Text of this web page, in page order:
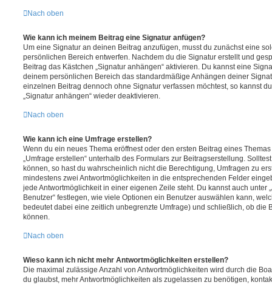
Nach oben
Wie kann ich meinem Beitrag eine Signatur anfügen?
Um eine Signatur an deinen Beitrag anzufügen, musst du zunächst eine
persönlichen Bereich entwerfen. Nachdem du die Signatur erstellt und
Beitrag das Kästchen „Signatur anhängen“ aktivieren. Du kannst eine
deinem persönlichen Bereich das standardmäßige Anhängen deiner
einzelnen Beitrag dennoch ohne Signatur verfassen möchtest, so kannst
„Signatur anhängen“ wieder deaktivieren.
Nach oben
Wie kann ich eine Umfrage erstellen?
Wenn du ein neues Thema eröffnest oder den ersten Beitrag eines
„Umfrage erstellen“ unterhalb des Formulars zur Beitragserstellung.
können, so hast du wahrscheinlich nicht die Berechtigung, Umfragen zu
mindestens zwei Antwortmöglichkeiten in die entsprechenden Felder
jede Antwortmöglichkeit in einer eigenen Zeile steht. Du kannst auch unter
Benutzer“ festlegen, wie viele Optionen ein Benutzer auswählen kann,
bedeutet dabei eine zeitlich unbegrenzte Umfrage) und schließlich, ob die
können.
Nach oben
Wieso kann ich nicht mehr Antwortmöglichkeiten erstellen?
Die maximal zulässige Anzahl von Antwortmöglichkeiten wird durch die
du glaubst, mehr Antwortmöglichkeiten als zugelassen zu benötigen,